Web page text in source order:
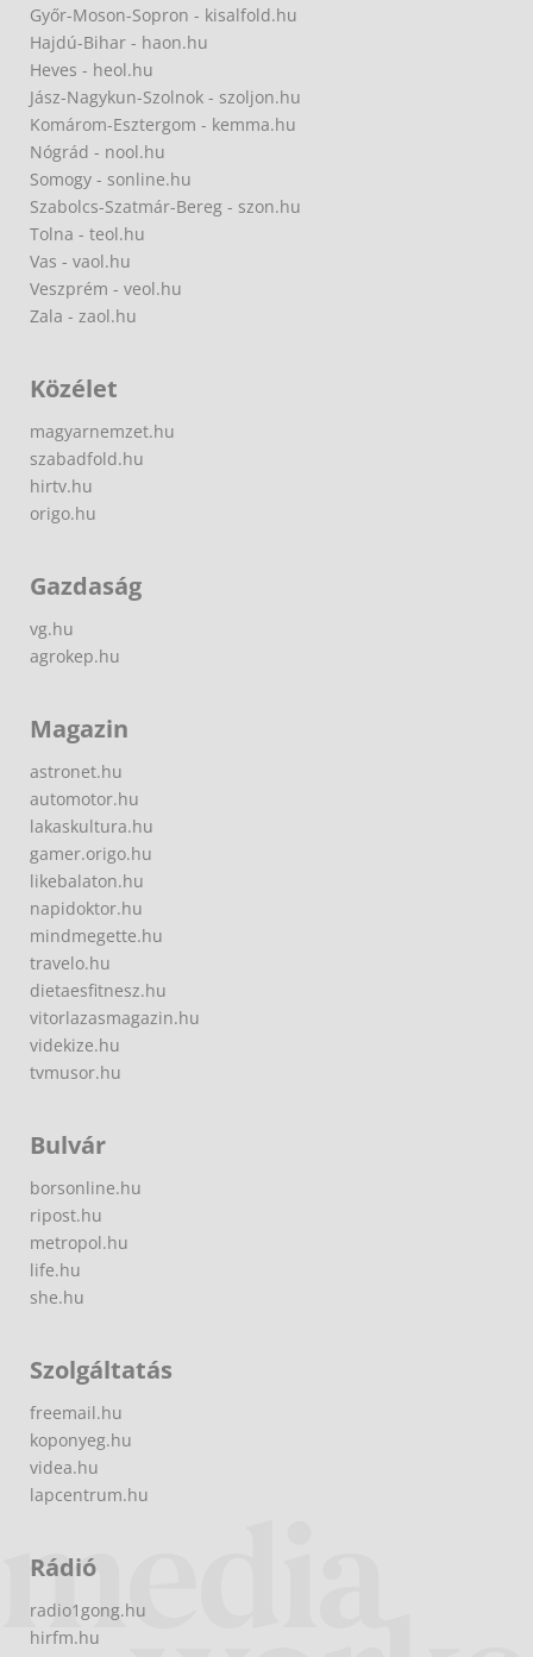
Győr-Moson-Sopron - kisalfold.hu
Hajdú-Bihar - haon.hu
Heves - heol.hu
Jász-Nagykun-Szolnok - szoljon.hu
Komárom-Esztergom - kemma.hu
Nógrád - nool.hu
Somogy - sonline.hu
Szabolcs-Szatmár-Bereg - szon.hu
Tolna - teol.hu
Vas - vaol.hu
Veszprém - veol.hu
Zala - zaol.hu
Közélet
magyarnemzet.hu
szabadfold.hu
hirtv.hu
origo.hu
Gazdaság
vg.hu
agrokep.hu
Magazin
astronet.hu
automotor.hu
lakaskultura.hu
gamer.origo.hu
likebalaton.hu
napidoktor.hu
mindmegette.hu
travelo.hu
dietaesfitnesz.hu
vitorlazasmagazin.hu
videkize.hu
tvmusor.hu
Bulvár
borsonline.hu
ripost.hu
metropol.hu
life.hu
she.hu
Szolgáltatás
freemail.hu
koponyeg.hu
videa.hu
lapcentrum.hu
Rádió
radio1gong.hu
hirfm.hu